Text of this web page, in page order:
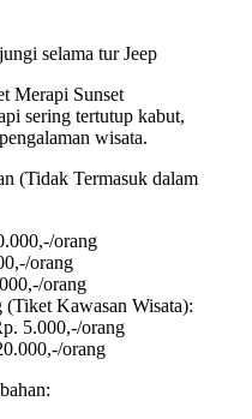
selama tur Jeep
Merapi Sunset
sering tertutup kabut,
wisata.
(Tidak Termasuk dalam
orang
orang
orang
Kawasan Wisata):
5.000,-/orang
orang